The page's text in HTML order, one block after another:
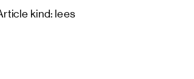
kind: lees